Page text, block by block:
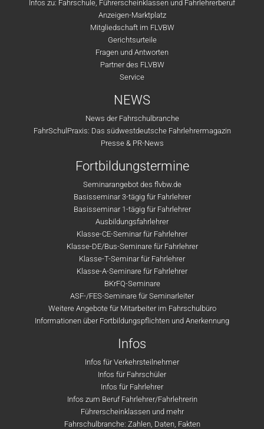
Infos zu: Fahrschule, Führerscheinklassen und Fahrlehrerberuf
Anzeigen-Marktplatz
Mitgliedschaft im FLVBW
Gerichtsurteile
Fragen und Antworten
Partner des FLVBW
Service
NEWS
News der Fahrschulbranche
FahrSchulPraxis: Das südwestdeutsche Fahrlehrermagazin
Presse & PR-News
Fortbildungstermine
Seminarangebot des flvbw.de
Basisseminar 3-tägig für Fahrlehrer
Basisseminar 1-tägig für Fahrlehrer
Ausbildungsfahrlehrer
Klasse-CE-Seminar für Fahrlehrer
Klasse-DE/Bus-Seminare für Fahrlehrer
Klasse-T-Seminar für Fahrlehrer
Klasse-A-Seminare für Fahrlehrer
BKrFQ-Seminare
ASF-/FES-Seminare für Seminarleiter
Weitere Angebote für Mitarbeiter im Fahrschulbüro
Informationen über Fortbildungspflichten und Anerkennung
Infos
Infos für Verkehrsteilnehmer
Infos für Fahrschüler
Infos für Fahrlehrer
Infos zum Beruf Fahrlehrer/Fahrlehrerin
Führerscheinklassen und mehr
Fahrschulbranche: Zahlen, Daten, Fakten